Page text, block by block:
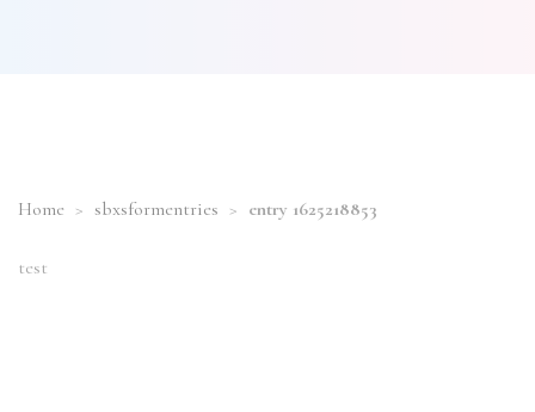
Home > sbxsformentries > entry 1625218853
test